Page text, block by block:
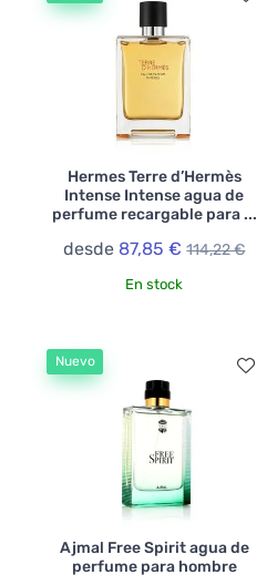
Hermes Terre d’Hermès
Intense Intense agua de
perfume recargable para ...
desde 87,85 € 114,22 €
En stock
Nuevo
Ajmal Free Spirit agua de
perfume para hombre